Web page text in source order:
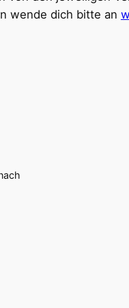
wende dich bitte an